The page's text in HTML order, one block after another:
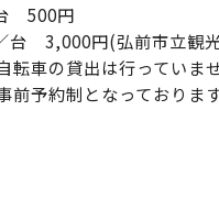
500円
台 3,000円(弘前市立観
車の貸出は行っていませ
予約制となっております